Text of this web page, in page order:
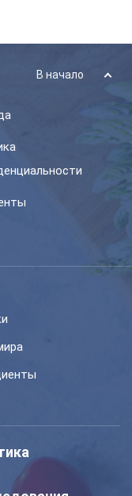
В начало